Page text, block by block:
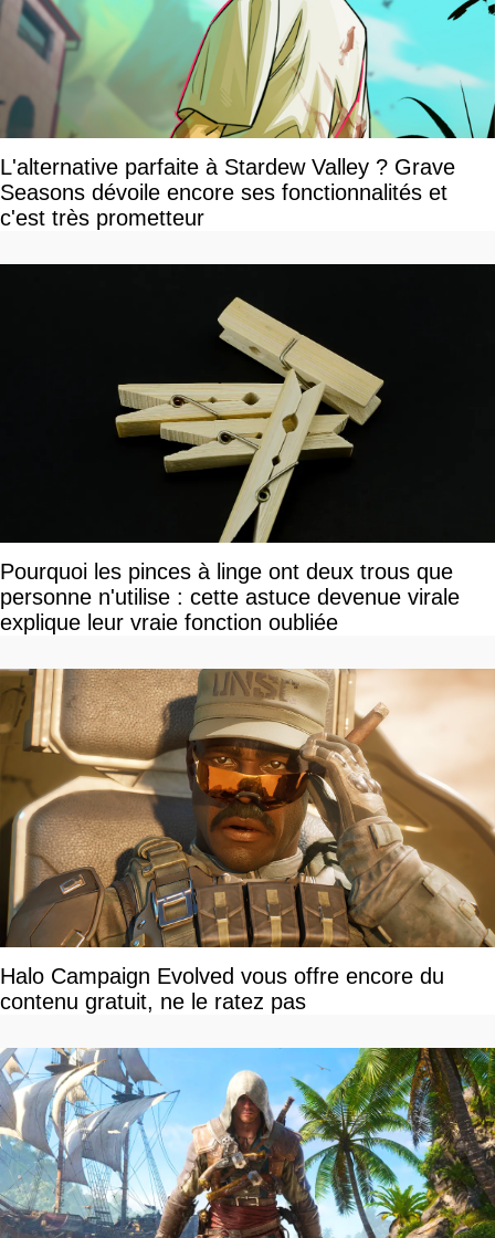
L'alternative parfaite à Stardew Valley ? Grave
Seasons dévoile encore ses fonctionnalités et
c'est très prometteur
Pourquoi les pinces à linge ont deux trous que
personne n'utilise : cette astuce devenue virale
explique leur vraie fonction oubliée
Halo Campaign Evolved vous offre encore du
contenu gratuit, ne le ratez pas